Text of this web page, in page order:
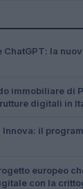
ChatGPT: la
immobiliare di
digitali in
Innova: il
europeo
con la